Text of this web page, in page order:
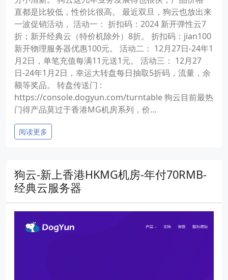
直都是比较低，性价比很高。 最近双旦，狗云也放出来
一波促销活动， 活动一： 折扣码：2024 新开弹性云7
折；新开经典云（特价机除外）8折。 折扣码：jian100
新开物理服务器优惠100元。 活动二： 12月27日-24年1
月2日，单笔充值每满11元送1元。 活动三： 12月27
日-24年1月2日，幸运大转盘每日抽取5折码，流量，余
额等奖品。 转盘传送门 :
https://console.dogyun.com/turntable 狗云目前最热
门得产品莫过于香港MG机房系列，价...
阅读更多
狗云-新上香港HKMG机房-年付70RMB-
经典云服务器